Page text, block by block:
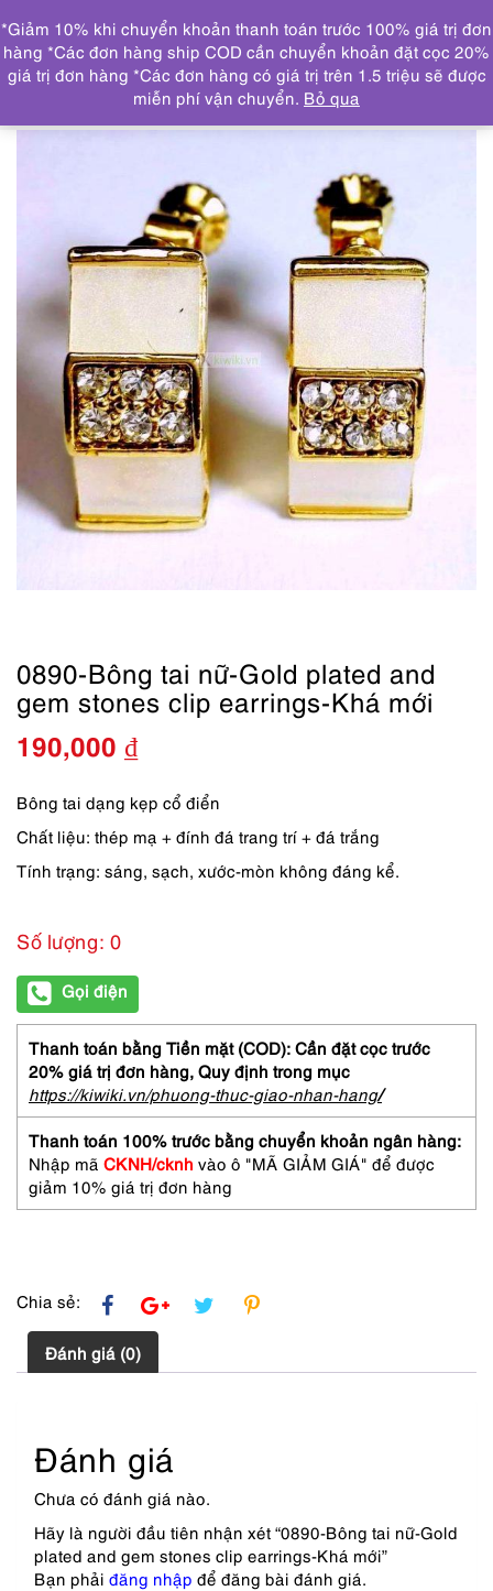
DANH MỤC
Trang chủ TRANG SỨC KHUYÊN TAI
0890-Bông tai
nữ-Gold plated and gem stones clip earrings-Khá mới
0890-Bông tai nữ-Gold plated and
gem stones clip earrings-Khá mới
190,000 ₫
Bông tai dạng kẹp cổ điển
Chất liệu: thép mạ + đính đá trang trí + đá trắng
Tính trạng: sáng, sạch, xước-mòn không đáng kể.
Số lượng: 0
Gọi điện
Thanh toán bằng Tiền mặt (COD): Cần đặt cọc trước
20% giá trị đơn hàng, Quy định trong mục
https://kiwiki.vn/phuong-thuc-giao-nhan-hang/
Thanh toán 100% trước bằng chuyển khoản ngân hàng:
Nhập mã CKNH/cknh vào ô "MÃ GIẢM GIÁ" để được
giảm 10% giá trị đơn hàng
Chia sẻ:
Đánh giá (0)
Đánh giá
Chưa có đánh giá nào.
Hãy là người đầu tiên nhận xét “0890-Bông tai nữ-Gold
plated and gem stones clip earrings-Khá mới”
Bạn phải đăng nhập để đăng bài đánh giá.
*Giảm 10% khi chuyển khoản thanh toán trước 100% giá trị đơn
hàng *Các đơn hàng ship COD cần chuyển khoản đặt cọc 20%
giá trị đơn hàng *Các đơn hàng có giá trị trên 1.5 triệu sẽ được
miễn phí vận chuyển. Bỏ qua